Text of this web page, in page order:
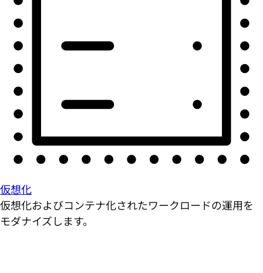
仮想化
仮想化およびコンテナ化されたワークロードの運用を
モダナイズします。